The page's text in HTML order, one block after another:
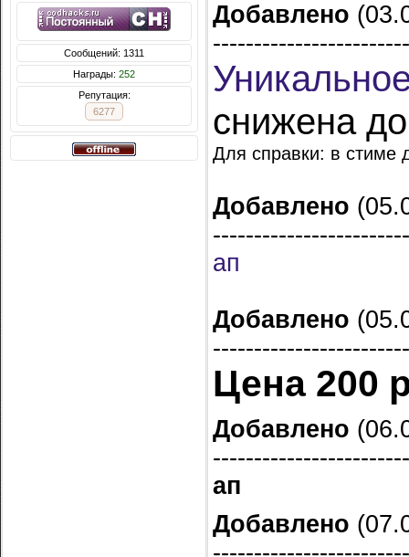
Сообщений: 1311
Награды: 252
Репутация:
6277
Добавлено
снижена до
Для справки: в стиме
Добавлено
ап
Добавлено
Цена 200
Добавлено
ап
Добавлено